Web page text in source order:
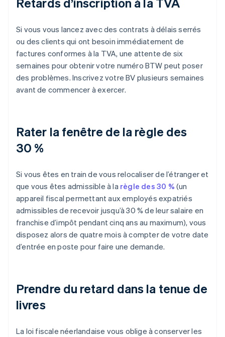
Si vous vous lancez avec des contrats à délais serrés
ou des clients qui ont besoin immédiatement de
factures conformes à la TVA, une attente de six
semaines pour obtenir votre numéro BTW peut poser
des problèmes. Inscrivez votre BV plusieurs semaines
avant de commencer à exercer.
Rater la fenêtre de la règle des
30 %
Si vous êtes en train de vous relocaliser de l’étranger et
que vous êtes admissible à la règle des 30 % (un
appareil fiscal permettant aux employés expatriés
admissibles de recevoir jusqu’à 30 % de leur salaire en
franchise d’impôt pendant cinq ans au maximum), vous
disposez alors de quatre mois à compter de votre date
d’entrée en poste pour faire une demande.
Prendre du retard dans la tenue de
livres
La loi fiscale néerlandaise vous oblige à conserver les